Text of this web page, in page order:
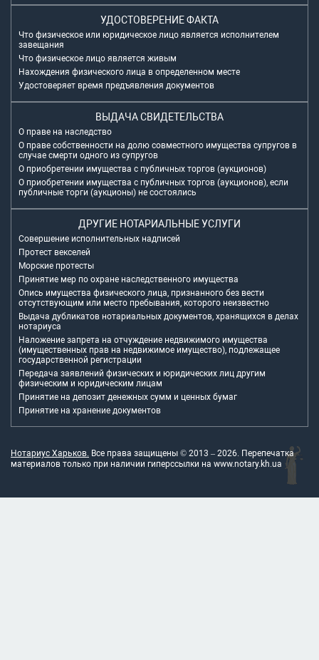
УДОСТОВЕРЕНИЕ ФАКТА
Что физическое или юридическое лицо является исполнителем
завещания
Что физическое лицо является живым
Нахождения физического лица в определенном месте
Удостоверяет время предъявления документов
ВЫДАЧА СВИДЕТЕЛЬСТВА
О праве на наследство
О праве собственности на долю совместного имущества супругов в
случае смерти одного из супругов
О приобретении имущества с публичных торгов (аукционов)
О приобретении имущества с публичных торгов (аукционов), если
публичные торги (аукционы) не состоялись
ДРУГИЕ НОТАРИАЛЬНЫЕ УСЛУГИ
Совершение исполнительных надписей
Протест векселей
Морские протесты
Принятие мер по охране наследственного имущества
Опись имущества физического лица, признанного без вести
отсутствующим или место пребывания, которого неизвестно
Выдача дубликатов нотариальных документов, хранящихся в делах
нотариуса
Наложение запрета на отчуждение недвижимого имущества
(имущественных прав на недвижимое имущество), подлежащее
государственной регистрации
Передача заявлений физических и юридических лиц другим
физическим и юридическим лицам
Принятие на депозит денежных сумм и ценных бумаг
Принятие на хранение документов
Нотариус Харьков. Все права защищены © 2013 – 2026. Перепечатка
материалов только при наличии гиперссылки на www.notary.kh.ua